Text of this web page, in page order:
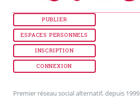
PUBLIER
ESPACES PERSONNELS
INSCRIPTION
CONNEXION
Premier réseau social alternatif, depuis 1999